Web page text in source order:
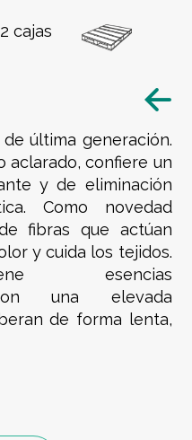
cajas
última generación.
aclarado, confiere un
y de eliminación
Como novedad
fibras que actúan
y cuida los tejidos.
esencias
con una elevada
de forma lenta,